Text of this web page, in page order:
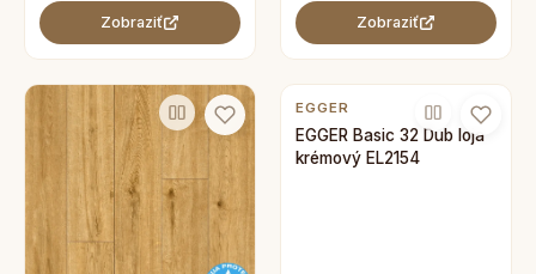
Zobraziť Zobraziť
EGGER
EGGER Basic 32 Dub loja
krémový EL2154